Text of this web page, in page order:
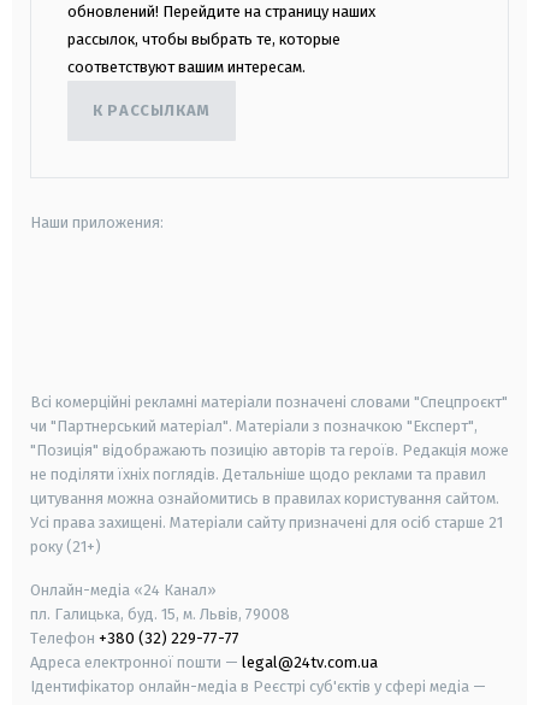
обновлений! Перейдите на страницу наших
рассылок, чтобы выбрать те, которые
соответствуют вашим интересам.
К РАССЫЛКАМ
Наши приложения:
Всі комерційні рекламні матеріали позначені словами "Спецпроєкт"
чи "Партнерський матеріал". Матеріали з позначкою "Експерт",
"Позиція" відображають позицію авторів та героїв. Редакція може
не поділяти їхніх поглядів. Детальніше щодо реклами та правил
цитування можна ознайомитись в правилах користування сайтом.
Усі права захищені. Матеріали сайту призначені для осіб старше 21
року (21+)
Онлайн-медіа «24 Канал»
пл. Галицька, буд. 15, м. Львів, 79008
Телефон +380 (32) 229-77-77
Адреса електронної пошти — legal@24tv.com.ua
Ідентифікатор онлайн-медіа в Реєстрі суб'єктів у сфері медіа —